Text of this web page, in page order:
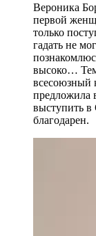
Вероника
первой
только
гадать не
высоко…
всесоюзный
предложила
выступить
благодарен.